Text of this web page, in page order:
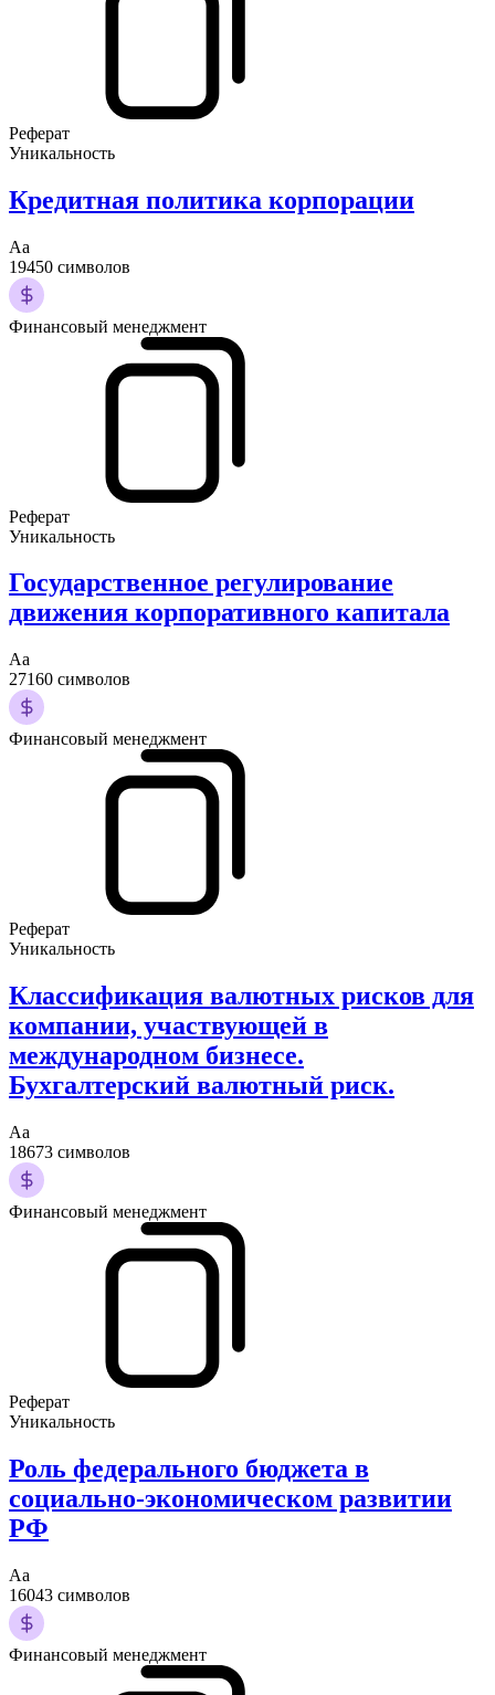
Реферат
Уникальность
Кредитная политика корпорации
Аа
19450 символов
Финансовый менеджмент
Реферат
Уникальность
Государственное регулирование
движения корпоративного капитала
Аа
27160 символов
Финансовый менеджмент
Реферат
Уникальность
Классификация валютных рисков для
компании, участвующей в
международном бизнесе.
Бухгалтерский валютный риск.
Аа
18673 символов
Финансовый менеджмент
Реферат
Уникальность
Роль федерального бюджета в
социально-экономическом развитии
РФ
Аа
16043 символов
Финансовый менеджмент